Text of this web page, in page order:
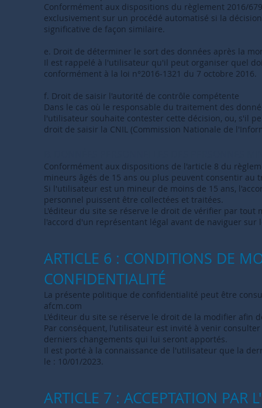
Conformément aux dispositions du règlement 2016/
exclusivement sur un procédé automatisé si la
significative de façon similaire.
e. Droit de déterminer le sort des données après la
Il est rappelé à l'utilisateur qu'il peut organiser quel
conformément à la loi n°2016-1321 du 7 octobre 2016.
f. Droit de saisir l'autorité de contrôle compétente
Dans le cas où le responsable du traitement des
l'utilisateur souhaite contester cette décision, ou, s'il
droit de saisir la CNIL (Commission Nationale de
Conformément aux dispositions de l'article 8 du
mineurs âgés de 15 ans ou plus peuvent consentir
Si l'utilisateur est un mineur de moins de 15 ans,
personnel puissent être collectées et traitées.
L'éditeur du site se réserve le droit de vérifier par
l'accord d'un représentant légal avant de naviguer sur
ARTICLE 6 : CONDITIONS DE
CONFIDENTIALITÉ
La présente politique de confidentialité peut être
afcm.com
L'éditeur du site se réserve le droit de la modifier afin
Par conséquent, l'utilisateur est invité à venir
derniers changements qui lui seront apportés.
Il est porté à la connaissance de l'utilisateur que la
le : 10/01/2023.
ARTICLE 7 : ACCEPTATION PAR